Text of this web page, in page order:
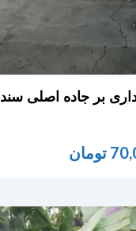
بر جاده اصلی سند ۶ دانگ
تومان